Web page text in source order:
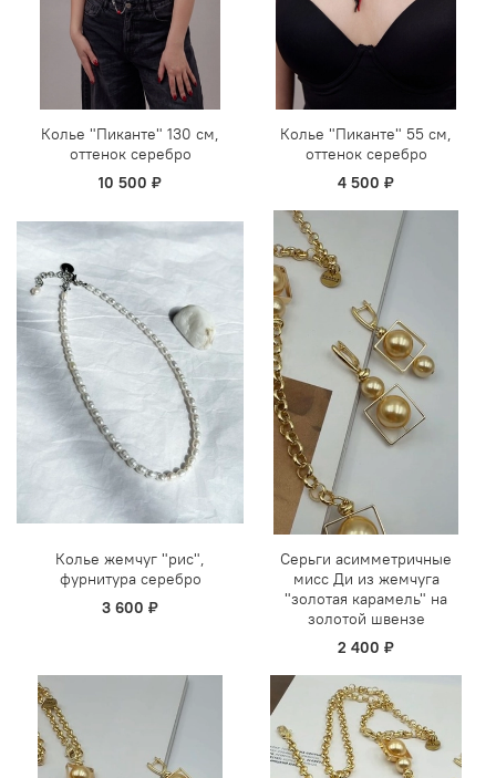
Колье "Пиканте" 130 см,
оттенок серебро
10 500 ₽
Колье "Пиканте" 55 см,
оттенок серебро
4 500 ₽
Колье жемчуг "рис",
фурнитура серебро
3 600 ₽
Серьги асимметричные
мисс Ди из жемчуга
"золотая карамель" на
золотой швензе
2 400 ₽